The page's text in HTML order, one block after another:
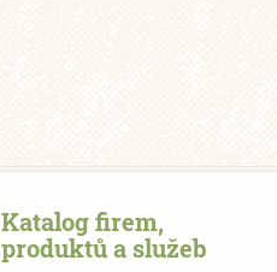
Katalog firem,
produktů a služeb